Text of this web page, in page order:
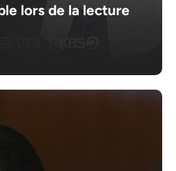
lors de la lecture